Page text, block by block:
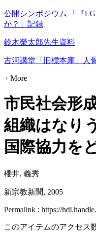
公開シンポジウム 「『
か？」記録
鈴木榮太郎先生資料
古河講堂「旧標本庫」人
+ More
市民社会形
組織はなり
国際協力を
櫻井, 義秀
新宗教新聞, 2005
Permalink : https://
このアイテムのアクセス